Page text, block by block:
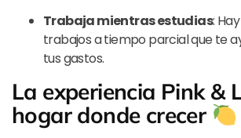
Trabaja mientras estudias:
trabajos a tiempo parcial que te
tus gastos.
La experiencia Pink &
hogar donde crecer